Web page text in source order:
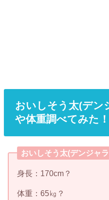
おいしそう太(デン
や体重調べてみた！
おいしそう太(デンジャ
身長：170cm？
体重：65㎏？